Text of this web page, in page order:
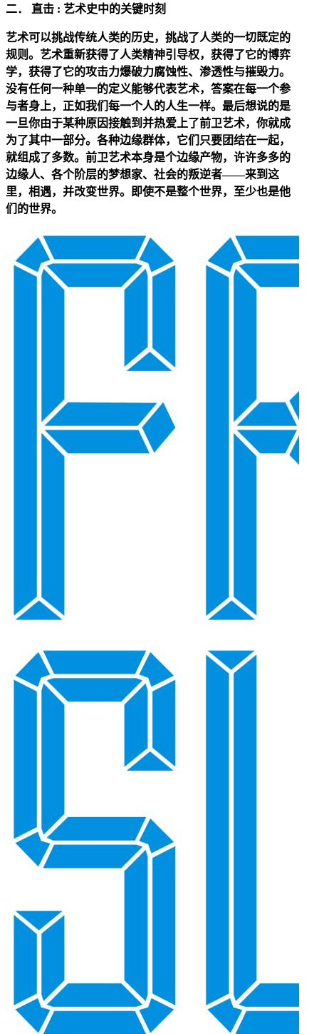
二． 直击 : 艺术史中的关键时刻
艺术可以挑战传统人类的历史，挑战了人类的一切既定的
规则。艺术重新获得了人类精神引导权，获得了它的博弈
学，获得了它的攻击力爆破力腐蚀性、渗透性与摧毁力。
没有任何一种单一的定义能够代表艺术，答案在每一个参
与者身上，正如我们每一个人的人生一样。最后想说的是
一旦你由于某种原因接触到并热爱上了前卫艺术，你就成
为了其中一部分。各种边缘群体，它们只要团结在一起，
就组成了多数。前卫艺术本身是个边缘产物，许许多多的
边缘人、各个阶层的梦想家、社会的叛逆者——来到这
里，相遇，并改变世界。即使不是整个世界，至少也是他
们的世界。